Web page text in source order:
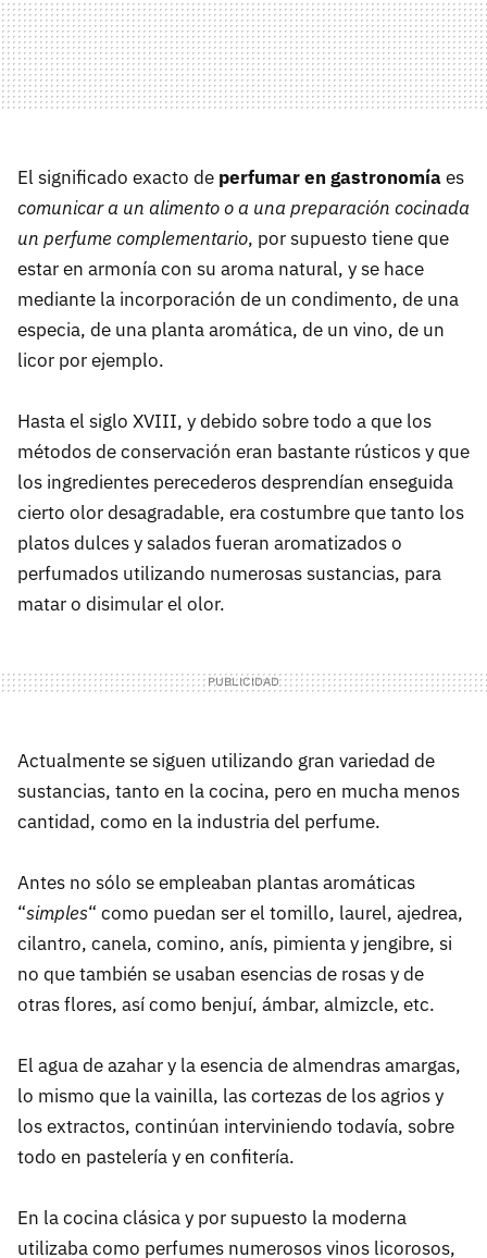
El significado exacto de perfumar en gastronomíaes
comunicar a un alimento o a una preparación cocinada
un perfume complementario, por supuesto tiene que
estar en armonía con su aroma natural, y se hace
mediante la incorporación de un condimento, de una
especia, de una planta aromática, de un vino, de un
licor por ejemplo.
Hasta el siglo XVIII, y debido sobre todo a que los
métodos de conservación eran bastante rústicos y que
los ingredientes perecederos desprendían enseguida
cierto olor desagradable, era costumbre que tanto los
platos dulces y salados fueran aromatizados o
perfumados utilizando numerosas sustancias, para
matar o disimular el olor.
Actualmente se siguen utilizando gran variedad de
sustancias, tanto en la cocina, pero en mucha menos
cantidad, como en la industria del perfume.
Antes no sólo se empleaban plantas aromáticas
“simples“ como puedan ser el tomillo, laurel, ajedrea,
cilantro, canela, comino, anís, pimienta y jengibre, si
no que también se usaban esencias de rosas y de
otras flores, así como benjuí, ámbar, almizcle, etc.
El agua de azahar y la esencia de almendras amargas,
lo mismo que la vainilla, las cortezas de los agrios y
los extractos, continúan interviniendo todavía, sobre
todo en pastelería y en confitería.
En la cocina clásica y por supuesto la moderna
utilizaba como perfumes numerosos vinos licorosos,